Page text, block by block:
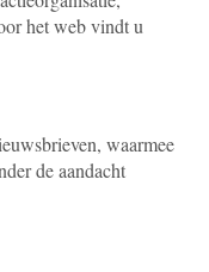
het web vindt u
waarmee
de aandacht